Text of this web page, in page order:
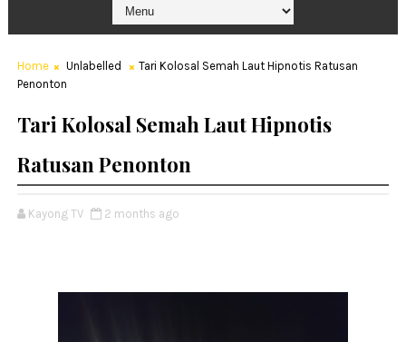
Home Unlabelled
Tari Kolosal Semah Laut Hipnotis Ratusan
Penonton
Tari Kolosal Semah Laut Hipnotis
Ratusan Penonton
Kayong TV 2 months ago